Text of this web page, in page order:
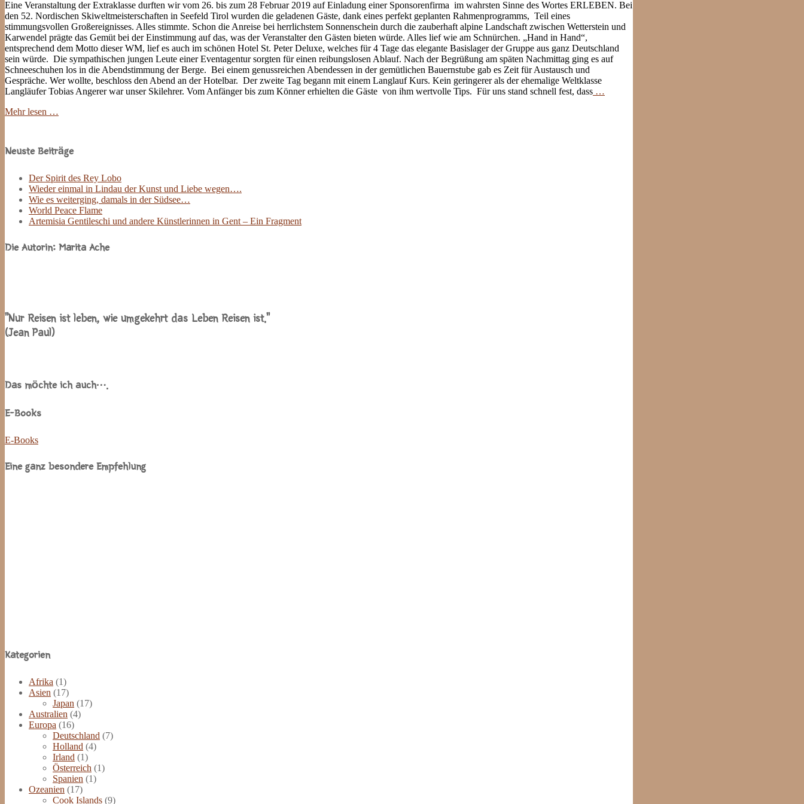
Eine Veranstaltung der Extraklasse durften wir vom 26. bis zum 28 Februar 2019 auf Einladung einer Sponsorenfirma im wahrsten Sinne des Wortes ERLEBEN. Bei
den 52. Nordischen Skiweltmeisterschaften in Seefeld Tirol wurden die geladenen Gäste, dank eines perfekt geplanten Rahmenprogramms, Teil eines
stimmungsvollen Großereignisses. Alles stimmte. Schon die Anreise bei herrlichstem Sonnenschein durch die zauberhaft alpine Landschaft zwischen Wetterstein und
Karwendel prägte das Gemüt bei der Einstimmung auf das, was der Veranstalter den Gästen bieten würde. Alles lief wie am Schnürchen. „Hand in Hand“,
entsprechend dem Motto dieser WM, lief es auch im schönen Hotel St. Peter Deluxe, welches für 4 Tage das elegante Basislager der Gruppe aus ganz Deutschland
sein würde. Die sympathischen jungen Leute einer Eventagentur sorgten für einen reibungslosen Ablauf. Nach der Begrüßung am späten Nachmittag ging es auf
Schneeschuhen los in die Abendstimmung der Berge. Bei einem genussreichen Abendessen in der gemütlichen Bauernstube gab es Zeit für Austausch und
Gespräche. Wer wollte, beschloss den Abend an der Hotelbar. Der zweite Tag begann mit einem Langlauf Kurs. Kein geringerer als der ehemalige Weltklasse
Langläufer Tobias Angerer war unser Skilehrer. Vom Anfänger bis zum Könner erhielten die Gäste von ihm wertvolle Tips. Für uns stand schnell fest, dass …
Mehr lesen …
Neuste Beiträge
Der Spirit des Rey Lobo
Wieder einmal in Lindau der Kunst und Liebe wegen….
Wie es weiterging, damals in der Südsee…
World Peace Flame
Artemisia Gentileschi und andere Künstlerinnen in Gent – Ein Fragment
Die Autorin: Marita Ache
“Nur Reisen ist leben, wie umgekehrt das Leben Reisen ist.”
(Jean Paul)
Das möchte ich auch….
E-Books
E-Books
Eine ganz besondere Empfehlung
Site
Kategorien
Afrika (1)
Asien (17)
Japan (17)
Australien (4)
Europa (16)
Deutschland (7)
Holland (4)
Irland (1)
Österreich (1)
Spanien (1)
Ozeanien (17)
Cook Islands (9)